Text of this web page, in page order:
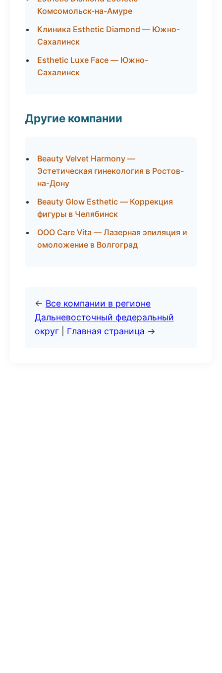
Комсомольск-на-Амуре
Клиника Esthetic Diamond — Южно-
Сахалинск
Esthetic Luxe Face — Южно-
Сахалинск
Другие компании
Beauty Velvet Harmony —
Эстетическая гинекология в Ростов-
на-Дону
Beauty Glow Esthetic — Коррекция
фигуры в Челябинск
ООО Care Vita — Лазерная эпиляция и
омоложение в Волгоград
← Все компании в регионе
Дальневосточный федеральный
округ
Главная страница →